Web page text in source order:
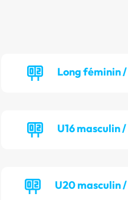
Long féminin /
U16 masculin
U20 masculin